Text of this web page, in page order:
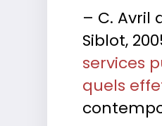
– C. Avril
Siblot,
services
quels